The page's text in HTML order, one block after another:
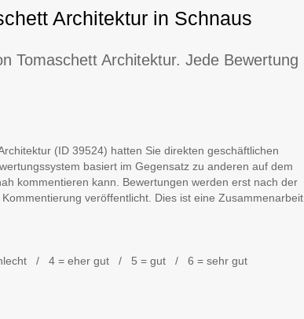
Architektur in Schnaus
Tomaschett Architektur. Jede Bewertung
(ID 39524) hatten Sie direkten geschäftlichen
basiert im Gegensatz zu anderen auf dem
kommentieren kann. Bewertungen werden erst nach der
veröffentlicht. Dies ist eine Zusammenarbeit
/ 4 = eher gut / 5 = gut / 6 = sehr gut